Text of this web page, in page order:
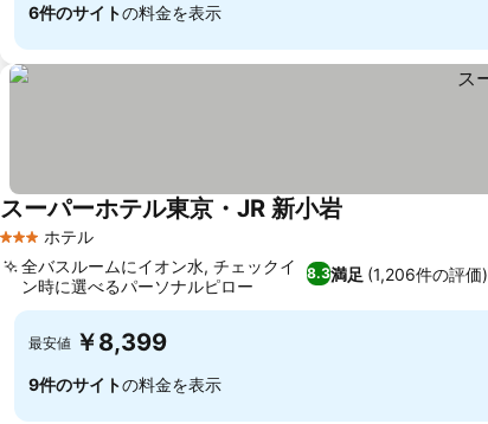
6件のサイトの料金を表示
3 ホテルのランク
ホテル
スーパーホテル東京・JR 新小岩
8.3満足 (1,206件の評価)
全バスルームにイオン水, チェックイ
ン時に選べるパーソナルピロー
最安値 ￥8,399
9件のサイトの料金を表示